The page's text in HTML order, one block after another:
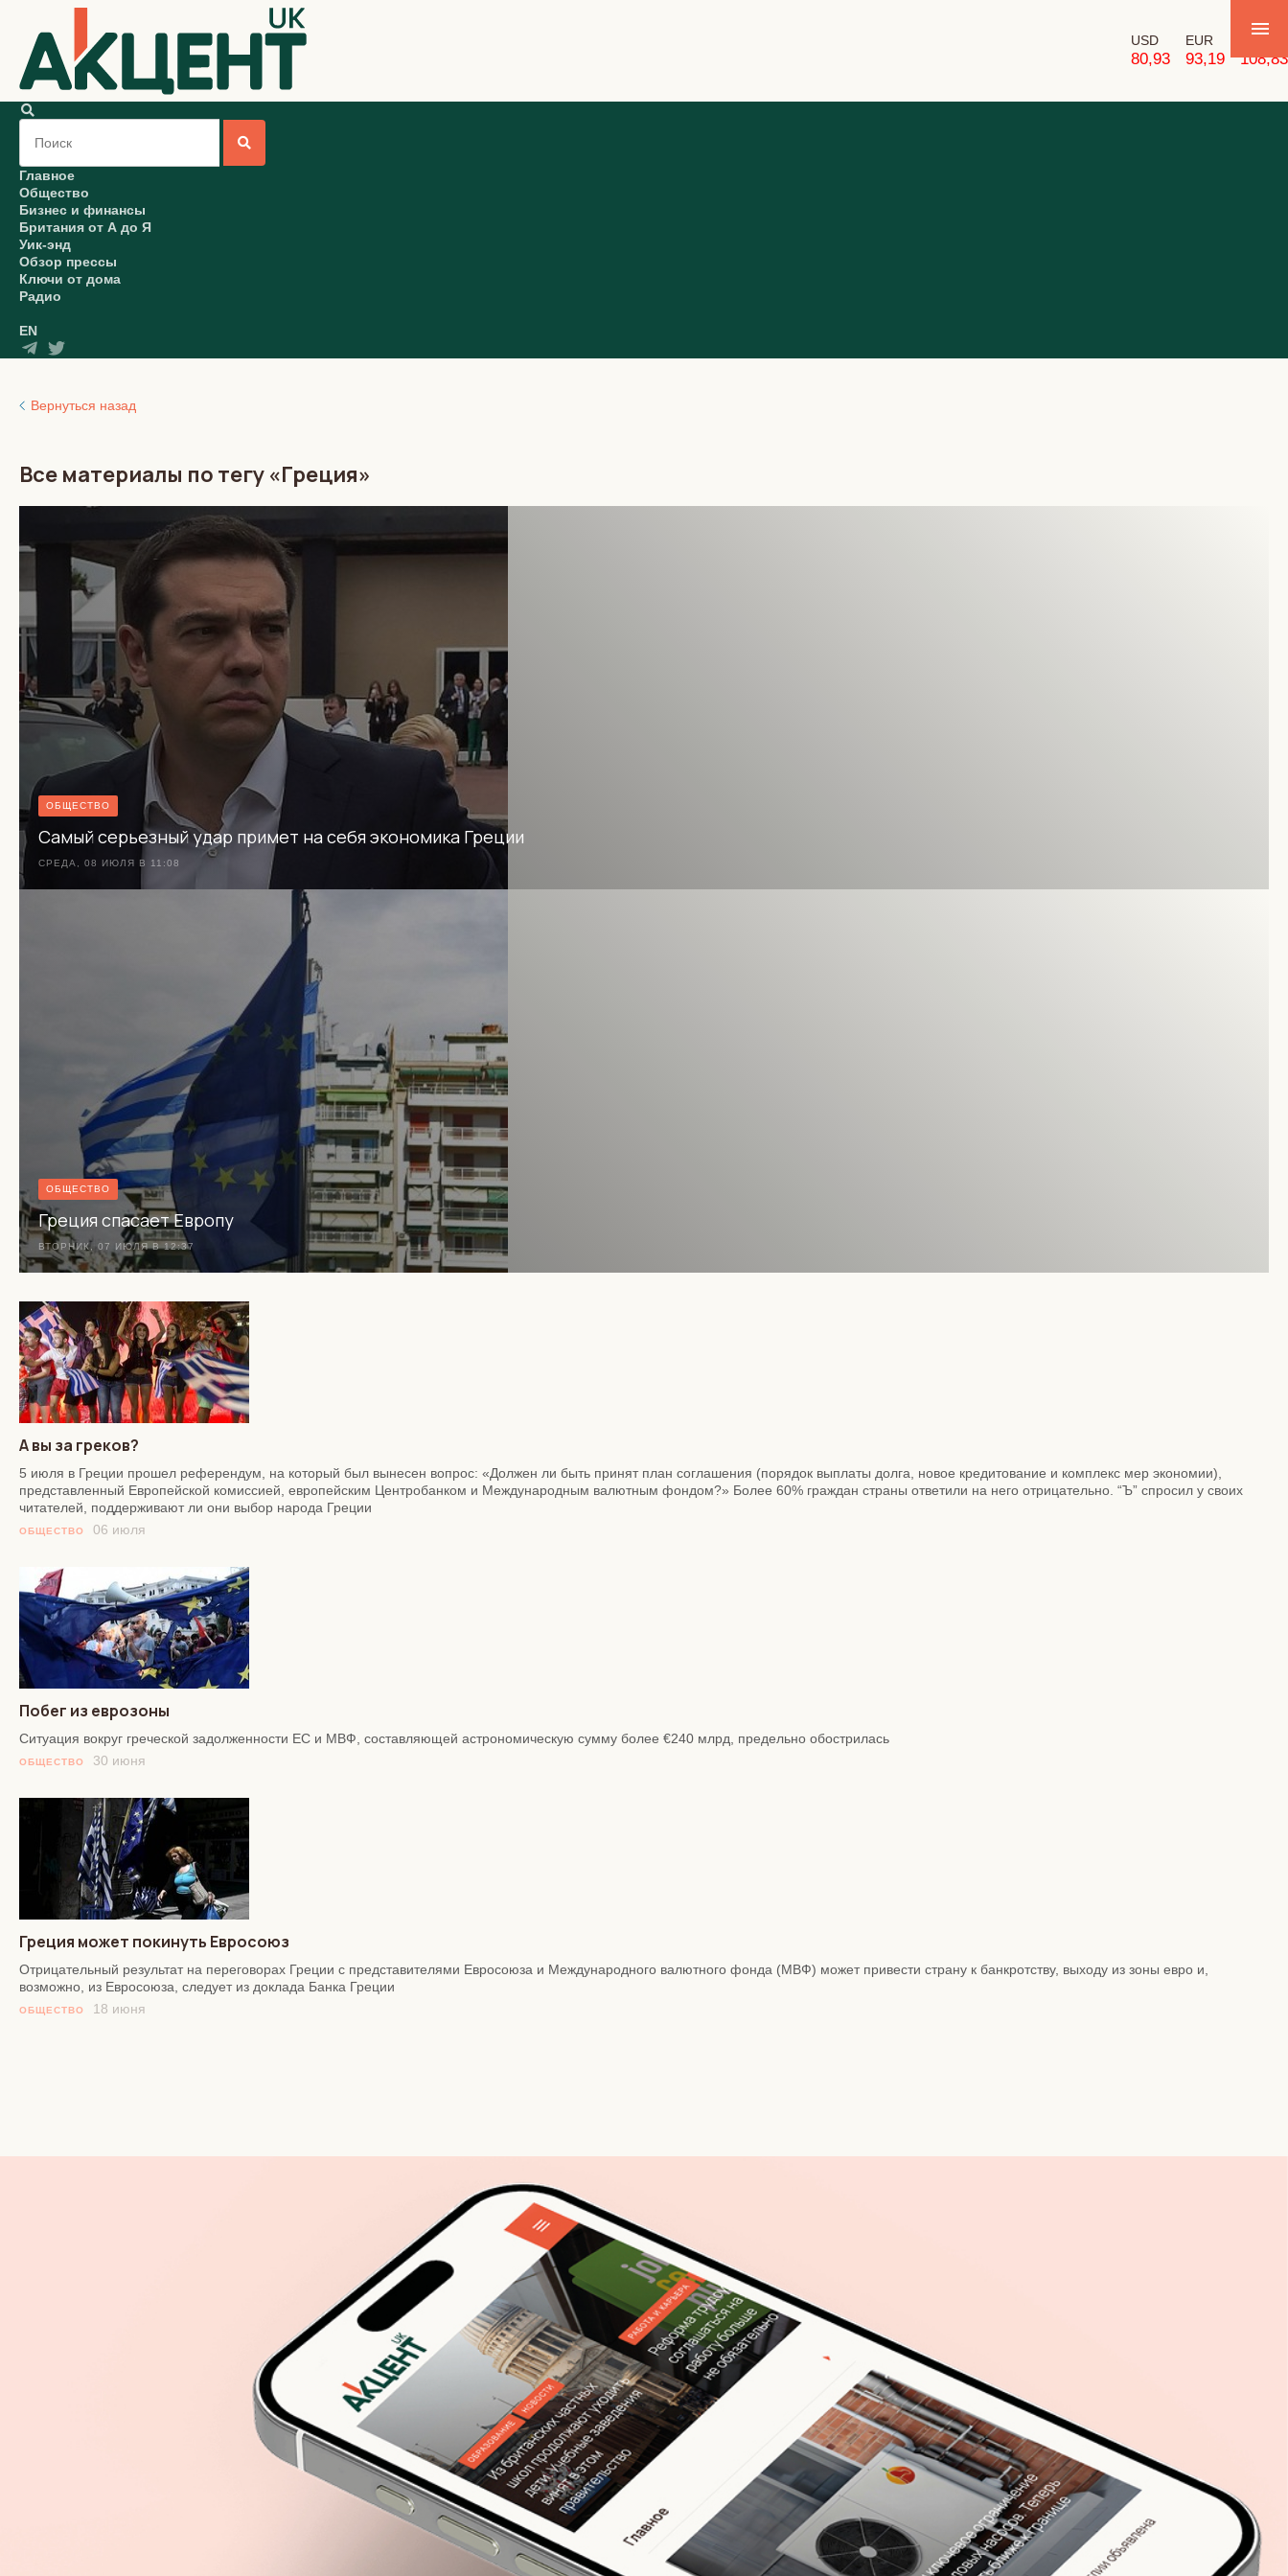
USD
80,93
EUR
93,19 108,83
Главное
Общество
Бизнес и финансы
Британия от А до Я
Уик-энд
Обзор прессы
Ключи от дома
Радио
EN
Вернуться назад
Все материалы по тегу «Греция»
ОБЩЕСТВО
Самый серьезный удар примет на себя экономика Греции
СРЕДА, 08 ИЮЛЯ В 11:08
ОБЩЕСТВО
Греция спасает Европу
ВТОРНИК, 07 ИЮЛЯ В 12:37
А вы за греков?
5 июля в Греции прошел референдум, на который был вынесен вопрос: «Должен ли быть принят план соглашения (порядок выплаты долга, новое кредитование и комплекс мер экономии),
представленный Европейской комиссией, европейским Центробанком и Международным валютным фондом?» Более 60% граждан страны ответили на него отрицательно. “Ъ” спросил у своих
читателей, поддерживают ли они выбор народа Греции
ОБЩЕСТВО 06 июля
Побег из еврозоны
Ситуация вокруг греческой задолженности ЕС и МВФ, составляющей астрономическую сумму более €240 млрд, предельно обострилась
ОБЩЕСТВО 30 июня
Греция может покинуть Евросоюз
Отрицательный результат на переговорах Греции с представителями Евросоюза и Международного валютного фонда (МВФ) может привести страну к банкротству, выходу из зоны евро и,
возможно, из Евросоюза, следует из доклада Банка Греции
ОБЩЕСТВО 18 июня